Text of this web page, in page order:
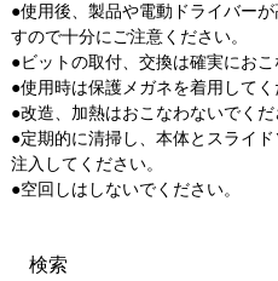
●使用後、製品や電動ドライバー
すので十分にご注意ください。
●ビットの取付、交換は確実におこ
●使用時は保護メガネを着用してく
●改造、加熱はおこなわないでくだ
●定期的に清掃し、本体とスライ
注入してください。
●空回しはしないでください。
検索